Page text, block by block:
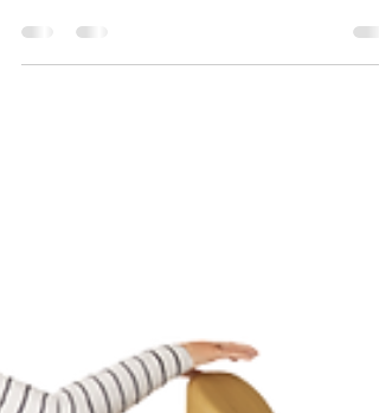
infantiles certificados en Panamá desde 2007.